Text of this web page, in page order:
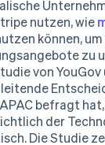
nutzen, wie
können,
zu
von
befragt
der
Die Studie